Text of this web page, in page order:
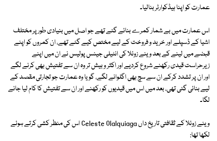
عمارت کو اپنا ہیڈکوارٹر بنالیا۔
اس عمارت میں بے شمار کمرے بنائے گئے تھے جو اصل میں بنیادی طور پر مختلف
اشیا کے ڈسپلے اور خرید و فروخت کے لیے مختص کیے گئے تھے، ان کمروں کو اپنے
قبضے میں لینے کے بعد وینے زوئلا کی انٹیلی جینس پولیس نے ان میں اپنے
زیرحراست قیدی رکھنے شروع کردیے اور اکثر و بیش تر وہ ان سے تفتیش بھی کرنے لگے
اور ان پر تشدد کرکے ان سے سچ بھی اگلوانے لگے، گویا وہ عمارت جو تجارتی مقصد کے
لیے بنائی گئی تھی، بعد میں اس میں قیدیوں کو رکھنے اور ان سے تفتیش کا کام لیا جانے
لگا۔
وینے زوئلا کے ثقافتی تاریخ داں Celeste Olalquiaga اس کی منظر کشی کرتے ہوئے
لکھا تھا: